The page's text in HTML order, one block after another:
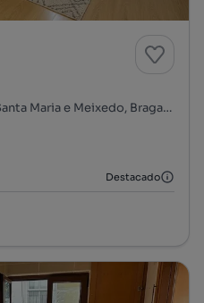
Rua Santa Rita de Xisto, Sé, Santa Maria e Meixedo, Bragança, Bragança
Destacado